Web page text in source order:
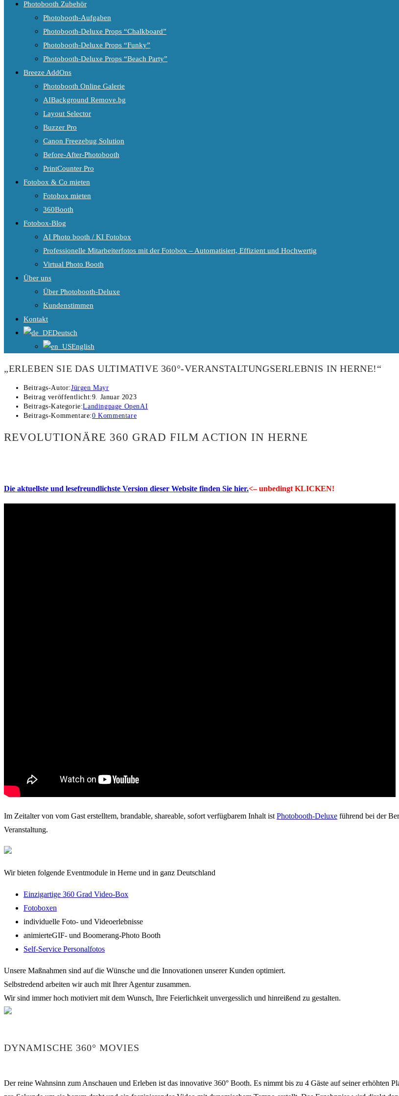
Photobooth Zubehör
Photobooth-Aufgaben
Photobooth-Deluxe Props “Chalkboard”
Photobooth-Deluxe Props “Funky”
Photobooth-Deluxe Props “Beach Party”
Breeze AddOns
Photobooth Online Galerie
AIBackground Remove.bg
Layout Selector
Buzzer Pro
Canon Freezebug Solution
Before-After-Photobooth
PrintCounter Pro
Fotobox & Co mieten
Fotobox mieten
360Booth
Fotobox-Blog
AI Photo booth / KI Fotobox
Professionelle Mitarbeiterfotos mit der Fotobox – Automatisiert, Effizient und Hochwertig
Virtual Photo Booth
Über uns
Über Photobooth-Deluxe
Kundenstimmen
Kontakt
Deutsch
English
„ERLEBEN SIE DAS ULTIMATIVE 360°-VERANSTALTUNGSERLEBNIS IN HERNE!“
Beitrags-Autor:Jürgen Mayr
Beitrag veröffentlicht:9. Januar 2023
Beitrags-Kategorie:Landingpage OpenAI
Beitrags-Kommentare:0 Kommentare
REVOLUTIONÄRE 360 GRAD FILM ACTION IN HERNE
Die aktuellste und lesefreundlichste Version dieser Website finden Sie hier.<– unbedingt KLICKEN!
Im Zeitalter von vom Gast erstelltem, brandable, shareable, sofort verfügbarem Inhalt ist Photobooth-Deluxe führend bei der
Veranstaltung.
Wir bieten folgende Eventmodule in Herne und in ganz Deutschland
Einzigartige 360 Grad Video-Box
Fotoboxen
individuelle Foto- und Videoerlebnisse
animierteGIF- und Boomerang-Photo Booth
Self-Service Personalfotos
Unsere Maßnahmen sind auf die Wünsche und die Innovationen unserer Kunden optimiert.
Selbstredend arbeiten wir auch mit Ihrer Agentur zusammen.
Wir sind immer hoch motiviert mit dem Wunsch, Ihre Feierlichkeit unvergesslich und hinreißend zu gestalten.
DYNAMISCHE 360° MOVIES
Der reine Wahnsinn zum Anschauen und Erleben ist das innovative 360° Booth. Es nimmt bis zu 4 Gäste auf seiner erhöhten